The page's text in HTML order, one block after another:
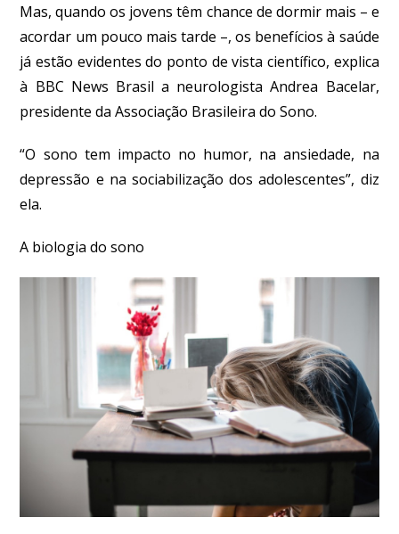
Mas, quando os jovens têm chance de dormir mais – e
acordar um pouco mais tarde –, os benefícios à saúde
já estão evidentes do ponto de vista científico, explica
à BBC News Brasil a neurologista Andrea Bacelar,
presidente da Associação Brasileira do Sono.
“O sono tem impacto no humor, na ansiedade, na
depressão e na sociabilização dos adolescentes”, diz
ela.
A biologia do sono